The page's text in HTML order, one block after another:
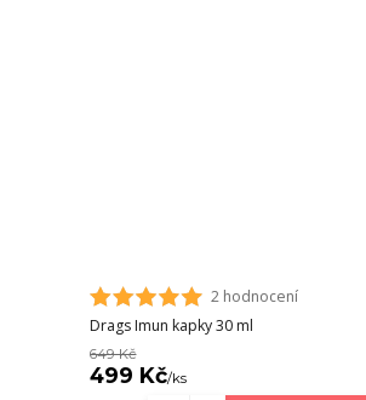
2 hodnocení
Drags Imun kapky 30 ml
649 Kč
499 Kč/ks